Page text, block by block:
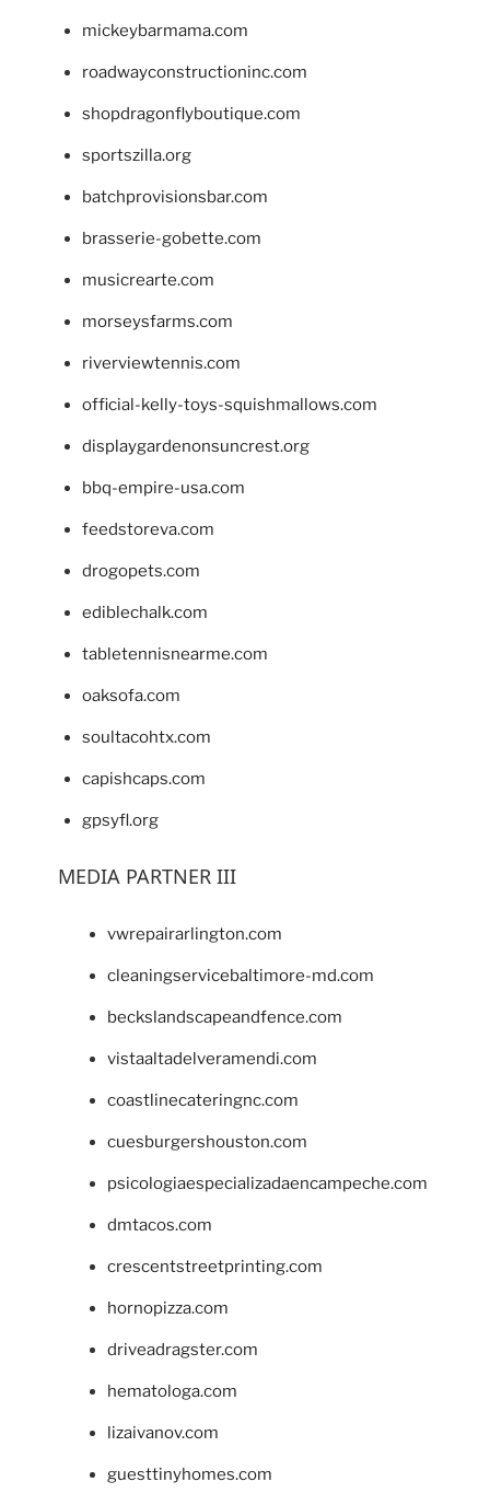
mickeybarmama.com
roadwayconstructioninc.com
shopdragonflyboutique.com
sportszilla.org
batchprovisionsbar.com
brasserie-gobette.com
musicrearte.com
morseysfarms.com
riverviewtennis.com
official-kelly-toys-squishmallows.com
displaygardenonsuncrest.org
bbq-empire-usa.com
feedstoreva.com
drogopets.com
ediblechalk.com
tabletennisnearme.com
oaksofa.com
soultacohtx.com
capishcaps.com
gpsyfl.org
MEDIA PARTNER III
vwrepairarlington.com
cleaningservicebaltimore-md.com
beckslandscapeandfence.com
vistaaltadelveramendi.com
coastlinecateringnc.com
cuesburgershouston.com
psicologiaespecializadaencampeche.com
dmtacos.com
crescentstreetprinting.com
hornopizza.com
driveadragster.com
hematologa.com
lizaivanov.com
guesttinyhomes.com